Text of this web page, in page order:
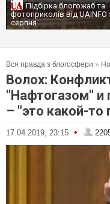
Підбірка блогожаб та
фотоприколів від UAINFO
серпня
Вся правда з блогосфери »
Волох:
"Нафтогазом"
– "это какой-то
17.04.2019, 23:15 •